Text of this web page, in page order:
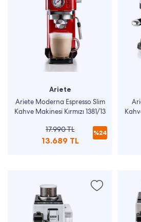
Ariete
Ariete Moderna Espresso Slim
Kahve Makinesi Kırmızı 1381/13
17.990 TL
13.689 TL
%24